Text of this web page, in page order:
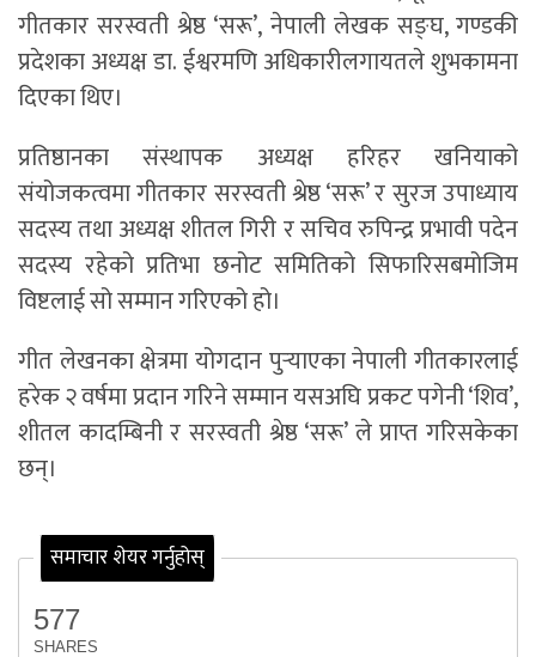
गीतकार सरस्वती श्रेष्ठ ‘सरू’, नेपाली लेखक सङ्घ, गण्डकी
प्रदेशका अध्यक्ष डा. ईश्वरमणि अधिकारीलगायतले शुभकामना
दिएका थिए।
प्रतिष्ठानका संस्थापक अध्यक्ष हरिहर खनियाको
संयोजकत्वमा गीतकार सरस्वती श्रेष्ठ ‘सरू’ र सुरज उपाध्याय
सदस्य तथा अध्यक्ष शीतल गिरी र सचिव रुपिन्द्र प्रभावी पदेन
सदस्य रहेको प्रतिभा छनोट समितिको सिफारिसबमोजिम
विष्टलाई सो सम्मान गरिएको हो।
गीत लेखनका क्षेत्रमा योगदान पुर्‍याएका नेपाली गीतकारलाई
हरेक २ वर्षमा प्रदान गरिने सम्मान यसअघि प्रकट पगेनी ‘शिव’,
शीतल कादम्बिनी र सरस्वती श्रेष्ठ ‘सरू’ ले प्राप्त गरिसकेका
छन्।
समाचार शेयर गर्नुहोस्
577
SHARES